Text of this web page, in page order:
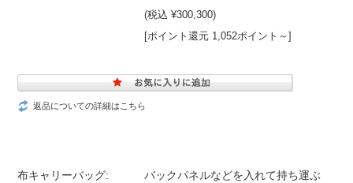
(税込 ¥300,300)
[ポイント還元 1,052ポイント～]
返品についての詳細はこちら
布キャリーバッグ: バックパネルなどを入れて持ち運ぶ